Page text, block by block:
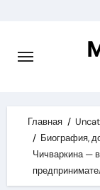
content
Главная
Биография,
Чичваркина —